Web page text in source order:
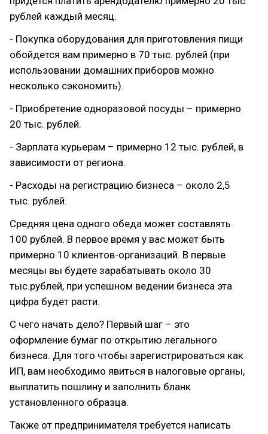
рублей каждый месяц.
- Покупка оборудования для приготовления пищи
обойдется вам примерно в 70 тыс. рублей (при
использовании домашних приборов можно
несколько сэкономить).
- Приобретение одноразовой посуды – примерно
20 тыс. рублей.
- Зарплата курьерам – примерно 12 тыс. рублей, в
зависимости от региона.
- Расходы на регистрацию бизнеса – около 2,5
тыс. рублей.
Средняя цена одного обеда может составлять
100 рублей. В первое время у вас может быть
примерно 10 клиентов-организаций. В первые
месяцы вы будете зарабатывать около 30
тыс.рублей, при успешном ведении бизнеса эта
цифра будет расти.
С чего начать дело? Первый шаг – это
оформление бумаг по открытию легального
бизнеса. Для того чтобы зарегистрироваться как
ИП, вам необходимо явиться в налоговые органы,
выплатить пошлину и заполнить бланк
установленного образца.
Также от предпринимателя требуется написать